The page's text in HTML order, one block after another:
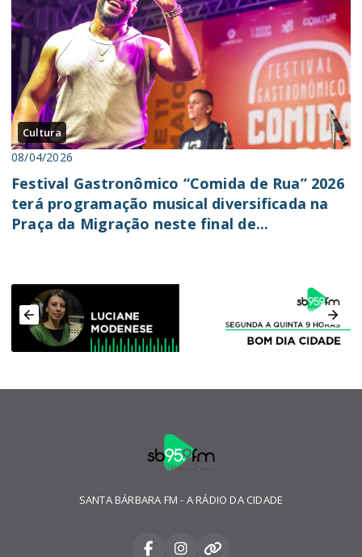
Cultura
08/04/2026
Festival Gastronômico “Comida de Rua” 2026
terá programação musical diversificada na
Praça da Migração neste final de...
SANTA BÁRBARA FM - A RÁDIO DA CIDADE